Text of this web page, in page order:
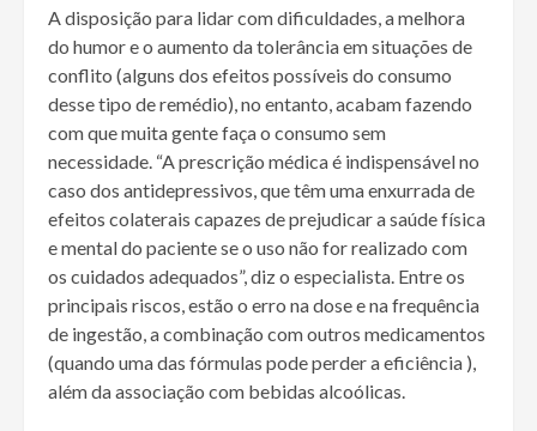
A disposição para lidar com dificuldades, a melhora
do humor e o aumento da tolerância em situações de
conflito (alguns dos efeitos possíveis do consumo
desse tipo de remédio), no entanto, acabam fazendo
com que muita gente faça o consumo sem
necessidade. “A prescrição médica é indispensável no
caso dos antidepressivos, que têm uma enxurrada de
efeitos colaterais capazes de prejudicar a saúde física
e mental do paciente se o uso não for realizado com
os cuidados adequados”, diz o especialista. Entre os
principais riscos, estão o erro na dose e na frequência
de ingestão, a combinação com outros medicamentos
(quando uma das fórmulas pode perder a eficiência ),
além da associação com bebidas alcoólicas.